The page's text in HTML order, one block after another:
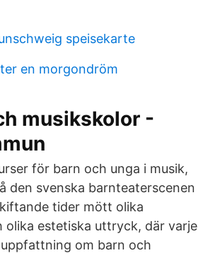
speisekarte
en morgondröm
musikskolor -
för barn och unga i musik,
den svenska barnteaterscenen
tider mött olika
olika estetiska uttryck, där varje
om barn och